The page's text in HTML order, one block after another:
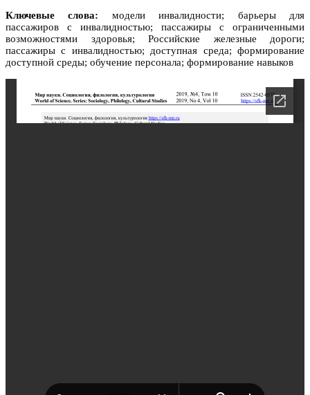
Ключевые слова: модели инвалидности; барьеры для
пассажиров с инвалидностью; пассажиры с ограниченными
возможностями здоровья; Российские железные дороги;
пассажиры с инвалидностью; доступная среда; формирование
доступной среды; обучение персонала; формирование навыков